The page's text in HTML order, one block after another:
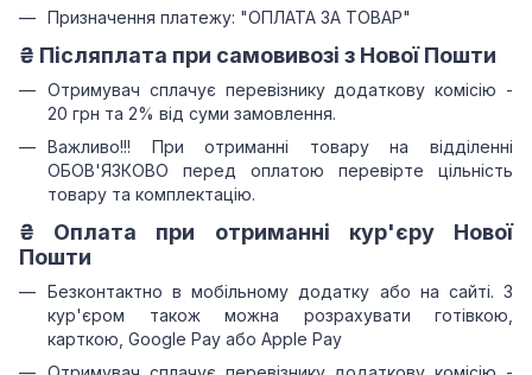
Призначення платежу: "ОПЛАТА ЗА ТОВАР"
₴ Післяплата при самовивозі з Нової Пошти
Отримувач сплачує перевізнику додаткову комісію -
20 грн та 2% від суми замовлення.
Важливо!!! При отриманні товару на відділенні
ОБОВ'ЯЗКОВО перед оплатою перевірте цільність
товару та комплектацію.
₴ Оплата при отриманні кур'єру Нової
Пошти
Безконтактно в мобільному додатку або на сайті. З
кур'єром також можна розрахувати готівкою,
карткою, Google Pay або Apple Pay